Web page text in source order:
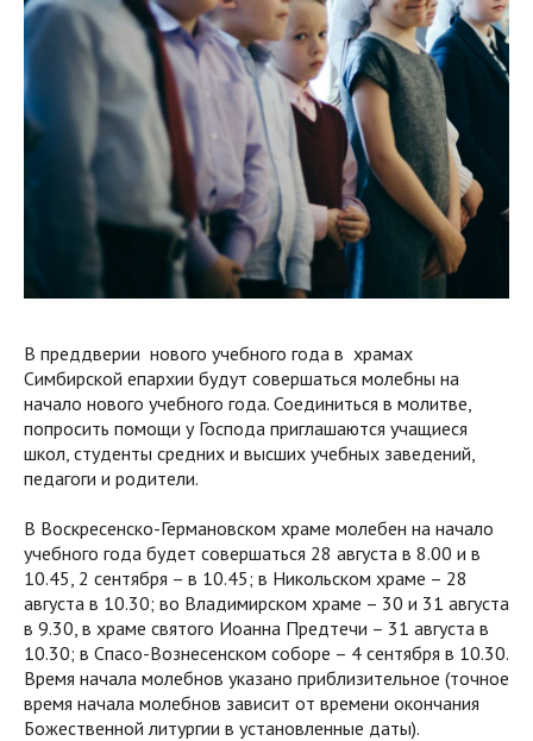
В преддверии нового учебного года в храмах
Симбирской епархии будут совершаться молебны на
начало нового учебного года. Соединиться в молитве,
попросить помощи у Господа приглашаются учащиеся
школ, студенты средних и высших учебных заведений,
педагоги и родители.
В Воскресенско-Германовском храме молебен на начало
учебного года будет совершаться 28 августа в 8.00 и в
10.45, 2 сентября – в 10.45; в Никольском храме – 28
августа в 10.30; во Владимирском храме – 30 и 31 августа
в 9.30, в храме святого Иоанна Предтечи – 31 августа в
10.30; в Спасо-Вознесенском соборе – 4 сентября в 10.30.
Время начала молебнов указано приблизительное (точное
время начала молебнов зависит от времени окончания
Божественной литургии в установленные даты).